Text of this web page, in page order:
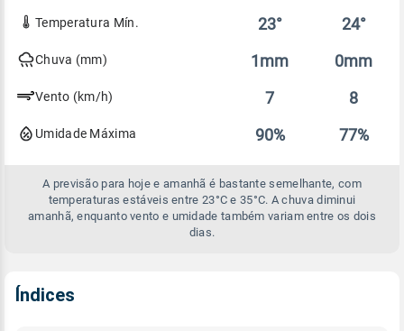
previsão
hoje
Temperatura Mín. 23° 24°
Chuva (mm) 1mm 0mm
Vento (km/h) 7 8
Umidade Máxima 90% 77%
A previsão para hoje e amanhã é bastante semelhante, com
temperaturas estáveis entre 23°C e 35°C. A chuva diminui
amanhã, enquanto vento e umidade também variam entre os dois
dias.
Índices